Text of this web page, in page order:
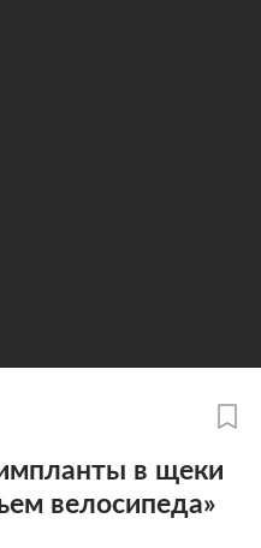
в щеки
велосипеда»